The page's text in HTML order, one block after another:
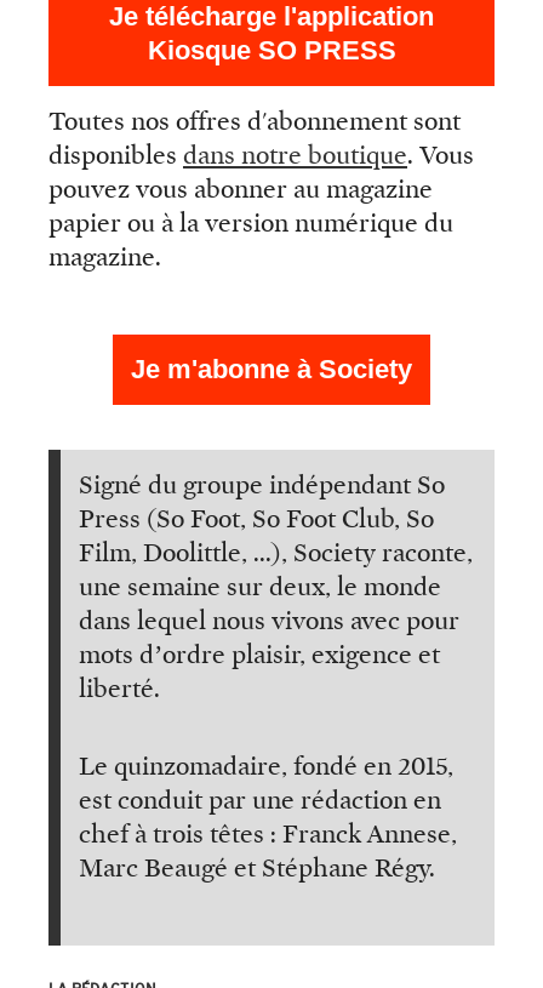
Je télécharge l'application
Kiosque SO PRESS
Toutes nos offres d'abonnement sont
disponibles dans notre boutique. Vous
pouvez vous abonner au magazine
papier ou à la version numérique du
magazine.
Je m'abonne à Society
Signé du groupe indépendant So
Press (So Foot, So Foot Club, So
Film, Doolittle, ...), Society raconte,
une semaine sur deux, le monde
dans lequel nous vivons avec pour
mots d’ordre plaisir, exigence et
liberté.
Le quinzomadaire, fondé en 2015,
est conduit par une rédaction en
chef à trois têtes : Franck Annese,
Marc Beaugé et Stéphane Régy.